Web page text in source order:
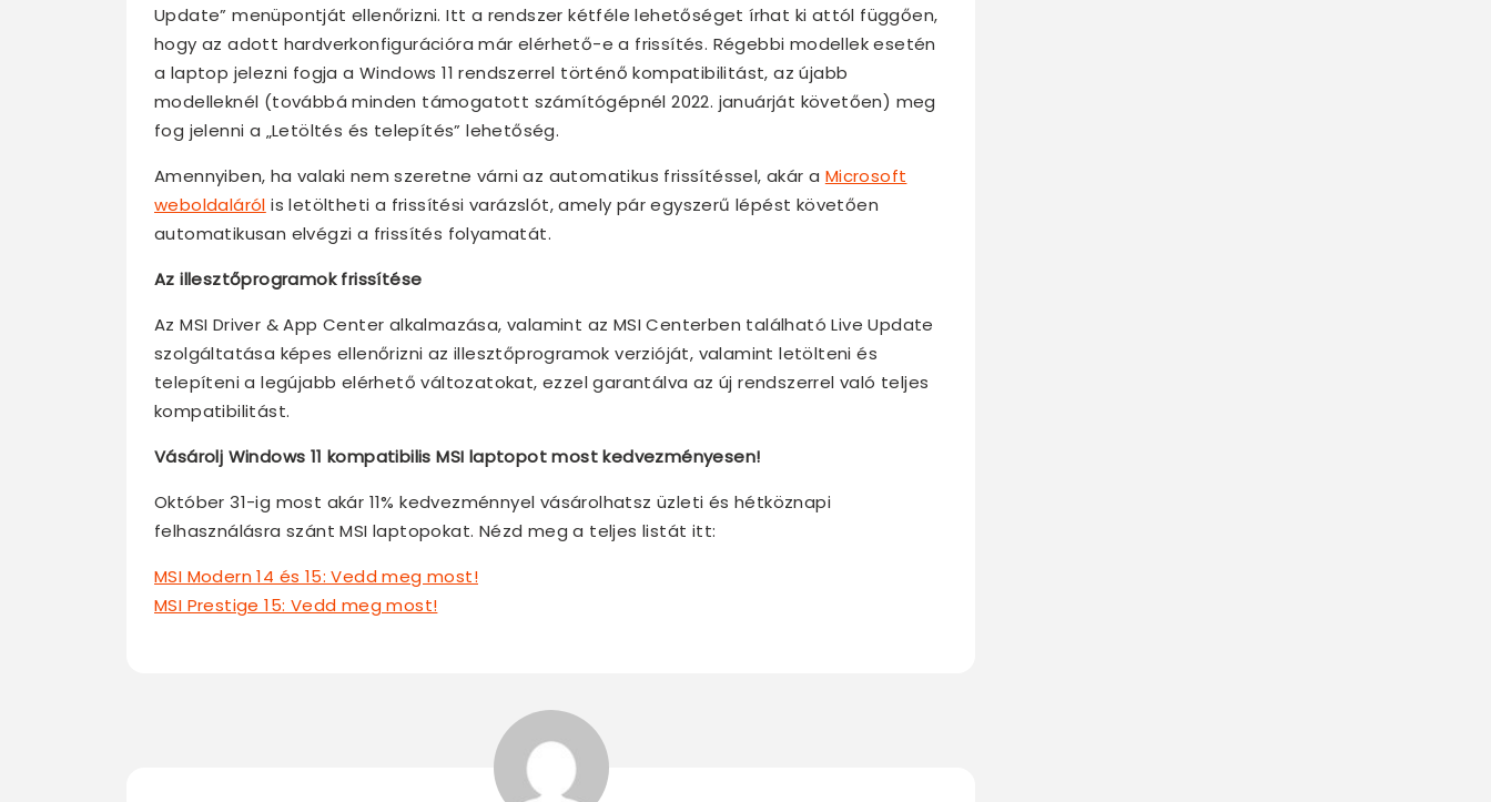
Update” menüpontját ellenőrizni. Itt a rendszer kétféle lehetőséget írhat ki attól függően,
hogy az adott hardverkonfigurációra már elérhető-e a frissítés. Régebbi modellek esetén
a laptop jelezni fogja a Windows 11 rendszerrel történő kompatibilitást, az újabb
modelleknél (továbbá minden támogatott számítógépnél 2022. januárját követően) meg
fog jelenni a „Letöltés és telepítés” lehetőség.
Amennyiben, ha valaki nem szeretne várni az automatikus frissítéssel, akár a Microsoft
weboldaláról is letöltheti a frissítési varázslót, amely pár egyszerű lépést követően
automatikusan elvégzi a frissítés folyamatát.
Az illesztőprogramok frissítése
Az MSI Driver & App Center alkalmazása, valamint az MSI Centerben található Live Update
szolgáltatása képes ellenőrizni az illesztőprogramok verzióját, valamint letölteni és
telepíteni a legújabb elérhető változatokat, ezzel garantálva az új rendszerrel való teljes
kompatibilitást.
Vásárolj Windows 11 kompatibilis MSI laptopot most kedvezményesen!
Október 31-ig most akár 11% kedvezménnyel vásárolhatsz üzleti és hétköznapi
felhasználásra szánt MSI laptopokat. Nézd meg a teljes listát itt:
MSI Modern 14 és 15: Vedd meg most!
MSI Prestige 15: Vedd meg most!